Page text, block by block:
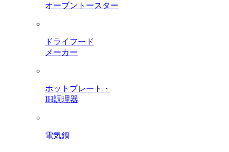
オーブントースター
ドライフード
メーカー
ホットプレート・
IH調理器
電気鍋